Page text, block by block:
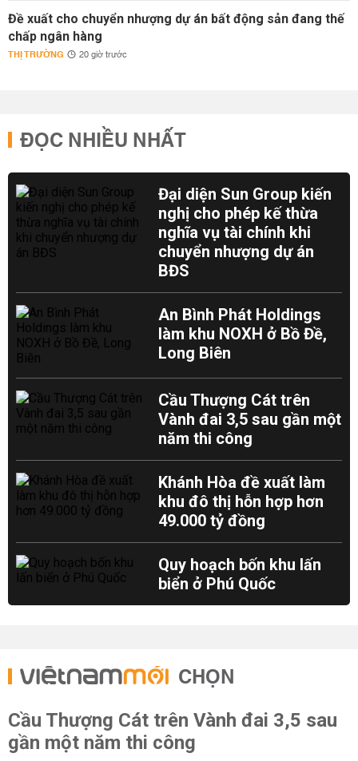
Đề xuất cho chuyển nhượng dự án bất động sản đang thế
chấp ngân hàng
THỊ TRƯỜNG 20 giờ trước
ĐỌC NHIỀU NHẤT
Đại diện Sun Group kiến
nghị cho phép kế thừa
nghĩa vụ tài chính khi
chuyển nhượng dự án
BĐS
An Bình Phát Holdings
làm khu NOXH ở Bồ Đề,
Long Biên
Cầu Thượng Cát trên
Vành đai 3,5 sau gần một
năm thi công
Khánh Hòa đề xuất làm
khu đô thị hỗn hợp hơn
49.000 tỷ đồng
Quy hoạch bốn khu lấn
biển ở Phú Quốc
CHỌN
Cầu Thượng Cát trên Vành đai 3,5 sau
gần một năm thi công